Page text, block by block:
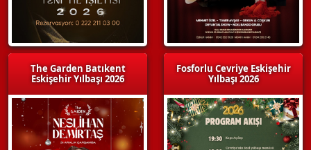
The Garden Batıkent
Eskişehir Yılbaşı 2026
Fosforlu Cevriye Eskişehir
Yılbaşı 2026